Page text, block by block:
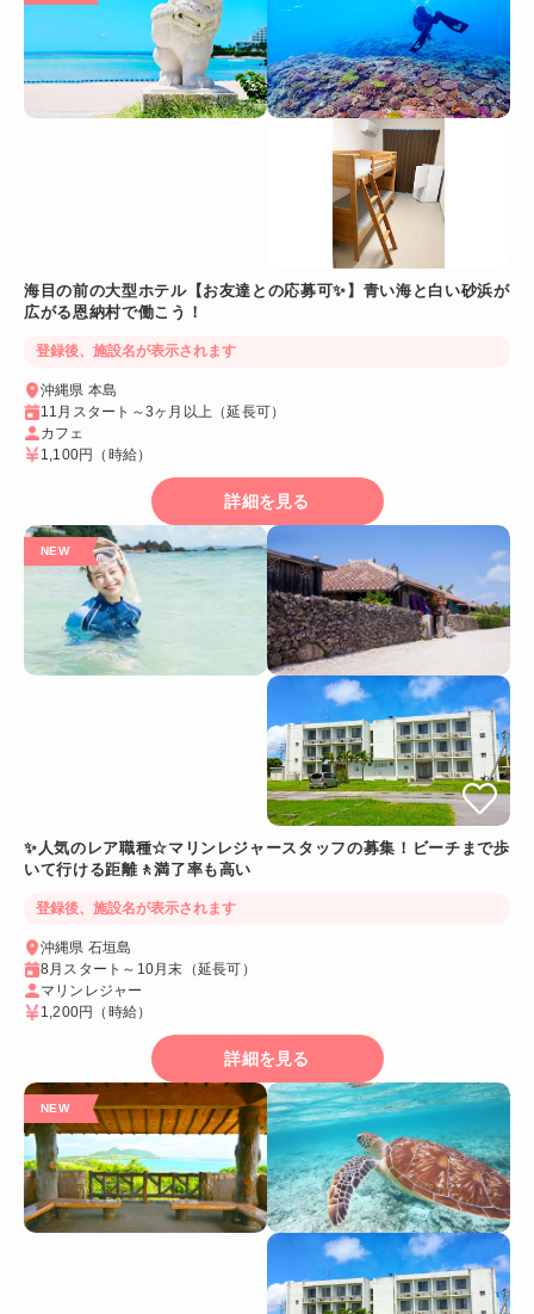
海目の前の大型ホテル【お友達との応募可✨】青い海と白い砂浜が
広がる恩納村で働こう！
登録後、施設名が表示されます
沖縄県 本島
11月スタート～3ヶ月以上（延長可）
カフェ
1,100円
（時給）
詳細を見る
✨人気のレア職種☆マリンレジャースタッフの募集！ビーチまで歩
いて行ける距離🚶満了率も高い
登録後、施設名が表示されます
沖縄県 石垣島
8月スタート～10月末（延長可）
マリンレジャー
1,200円
（時給）
詳細を見る